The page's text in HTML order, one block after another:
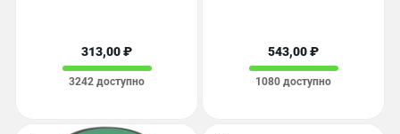
313,00 ₽
3242 доступно
543,00 ₽
1080 доступно